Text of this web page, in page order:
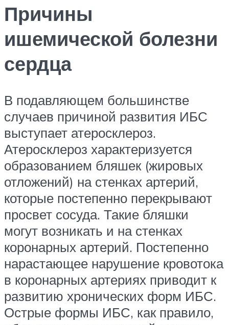
Причины
ишемической болезни
сердца
В подавляющем большинстве
случаев причиной развития ИБС
выступает атеросклероз.
Атеросклероз характеризуется
образованием бляшек (жировых
отложений) на стенках артерий,
которые постепенно перекрывают
просвет сосуда. Такие бляшки
могут возникать и на стенках
коронарных артерий. Постепенно
нарастающее нарушение кровотока
в коронарных артериях приводит к
развитию хронических форм ИБС.
Острые формы ИБС, как правило,